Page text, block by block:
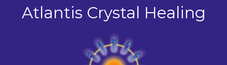
Atlantis Crystal Healing